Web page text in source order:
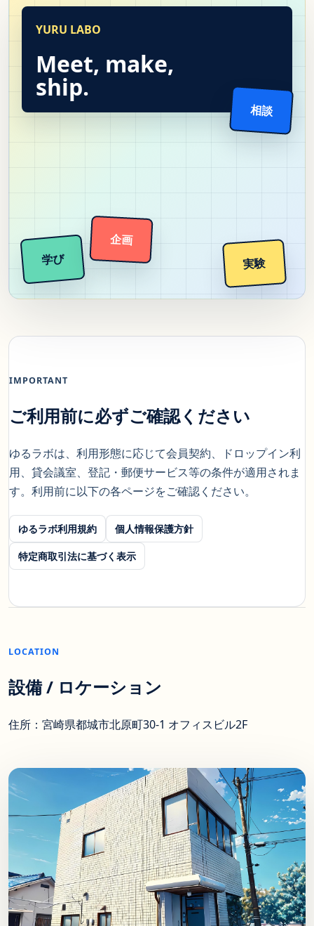
YURU LABO
Meet, make,
ship.
相談
学び
企画
実験
IMPORTANT
ご利用前に必ずご確認ください
ゆるラボは、利用形態に応じて会員契約、ドロップイン利
用、貸会議室、登記・郵便サービス等の条件が適用されま
す。利用前に以下の各ページをご確認ください。
ゆるラボ利用規約 個人情報保護方針
特定商取引法に基づく表示
LOCATION
設備 / ロケーション
住所：宮崎県都城市北原町30-1 オフィスビル2F